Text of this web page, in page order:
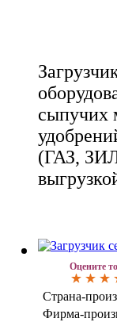
сыпучих
(ГАЗ,
Оцените
Страна-
Фирма-